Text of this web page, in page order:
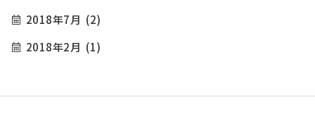
2018年7月 (2)
2018年2月 (1)